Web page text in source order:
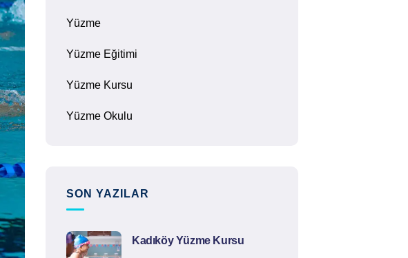
Yüzme
Yüzme Eğitimi
Yüzme Kursu
Yüzme Okulu
SON YAZILAR
Kadıköy Yüzme Kursu